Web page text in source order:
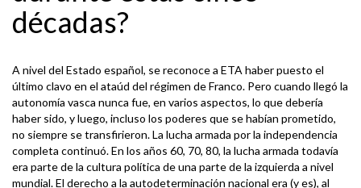
décadas?
A nivel del Estado español, se reconoce a ETA haber puesto el
último clavo en el ataúd del régimen de Franco. Pero cuando llegó la
autonomía vasca nunca fue, en varios aspectos, lo que debería
haber sido, y luego, incluso los poderes que se habían prometido,
no siempre se transfirieron. La lucha armada por la independencia
completa continuó. En los años 60, 70, 80, la lucha armada todavía
era parte de la cultura política de una parte de la izquierda a nivel
mundial. El derecho a la autodeterminación nacional era (y es), al